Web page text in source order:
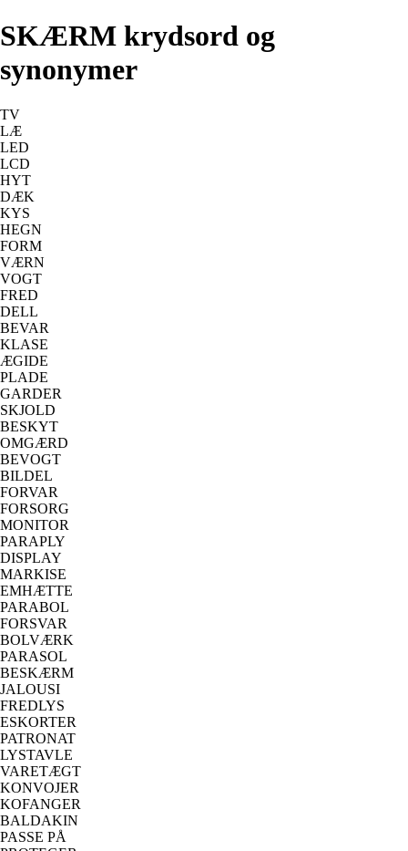
SKÆRM krydsord og
synonymer
TV
LÆ
LED
LCD
HYT
DÆK
KYS
HEGN
FORM
VÆRN
VOGT
FRED
DELL
BEVAR
KLASE
ÆGIDE
PLADE
GARDER
SKJOLD
BESKYT
OMGÆRD
BEVOGT
BILDEL
FORVAR
FORSORG
MONITOR
PARAPLY
DISPLAY
MARKISE
EMHÆTTE
PARABOL
FORSVAR
BOLVÆRK
PARASOL
BESKÆRM
JALOUSI
FREDLYS
ESKORTER
PATRONAT
LYSTAVLE
VARETÆGT
KONVOJER
KOFANGER
BALDAKIN
PASSE PÅ